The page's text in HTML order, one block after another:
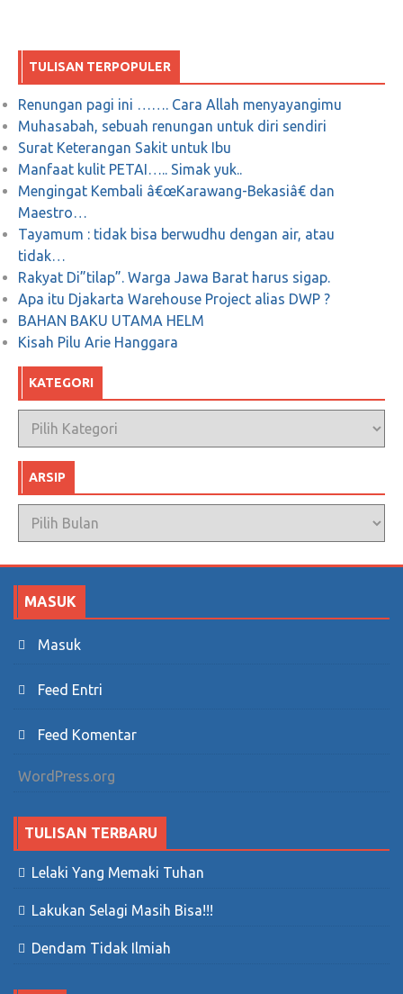
TULISAN TERPOPULER
Renungan pagi ini ……. Cara Allah menyayangimu
Muhasabah, sebuah renungan untuk diri sendiri
Surat Keterangan Sakit untuk Ibu
Manfaat kulit PETAI….. Simak yuk..
Mengingat Kembali â€œKarawang-Bekasiâ€ dan
Maestro…
Tayamum : tidak bisa berwudhu dengan air, atau
tidak…
Rakyat Di”tilap”. Warga Jawa Barat harus sigap.
Apa itu Djakarta Warehouse Project alias DWP ?
BAHAN BAKU UTAMA HELM
Kisah Pilu Arie Hanggara
KATEGORI
Kategori
ARSIP
Arsip
MASUK
Masuk
Feed Entri
Feed Komentar
WordPress.org
TULISAN TERBARU
Lelaki Yang Memaki Tuhan
Lakukan Selagi Masih Bisa!!!
Dendam Tidak Ilmiah